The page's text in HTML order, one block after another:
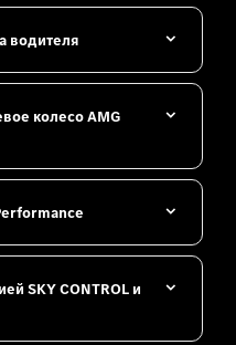
водителя
колесо AMG
SKY CONTROL и